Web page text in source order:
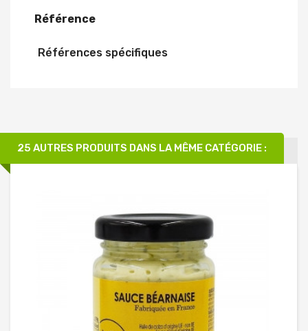
Référence
Références spécifiques
25 AUTRES PRODUITS DANS LA MÊME CATÉGORIE :